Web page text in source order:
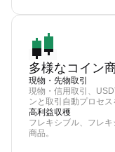
多様なコイン
現物・先物取引
現物・信用取引、
ンと取引自動プロセス
高利益収穫
フレキシブル、フレ
商品。